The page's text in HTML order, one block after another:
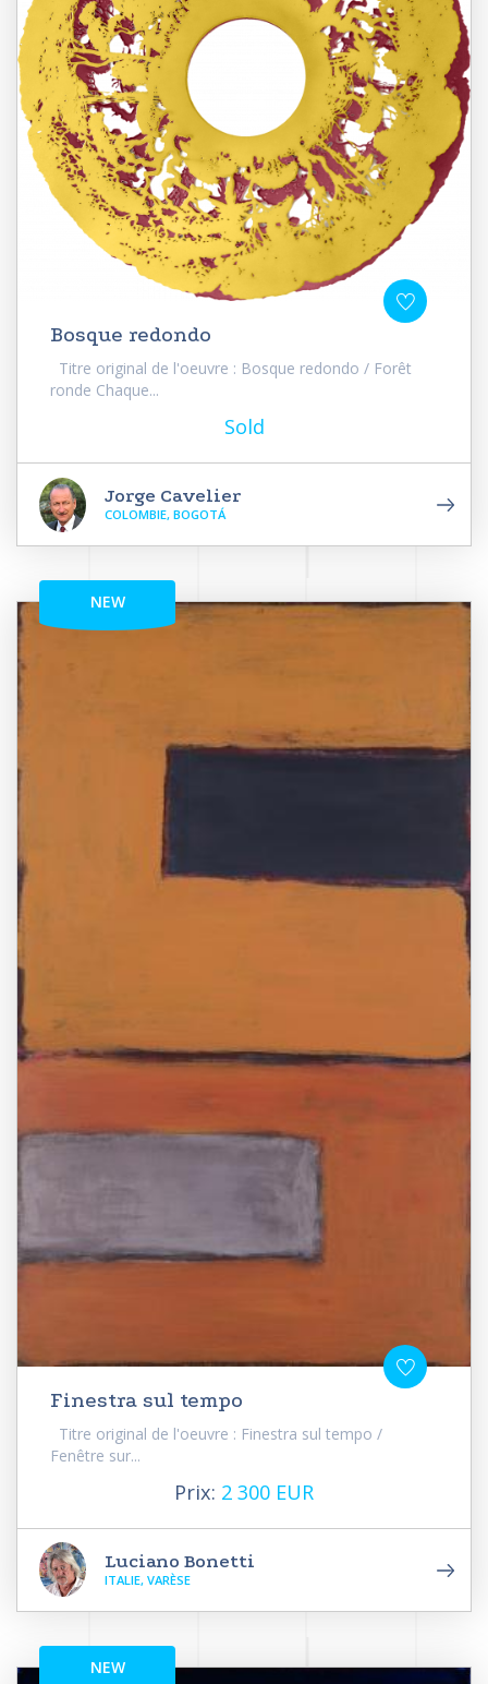
Bosque redondo
Titre original de l'oeuvre : Bosque redondo / Forêt
ronde Chaque...
Sold
Jorge Cavelier
COLOMBIE, BOGOTÁ
NEW
Finestra sul tempo
Titre original de l'oeuvre : Finestra sul tempo /
Fenêtre sur...
Prix: 2 300 EUR
Luciano Bonetti
ITALIE, VARÈSE
NEW